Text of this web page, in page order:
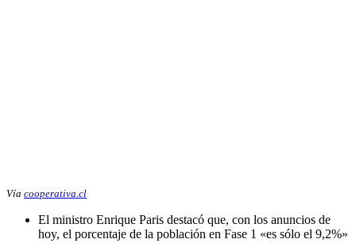
Vía cooperativa.cl
El ministro Enrique Paris destacó que, con los anuncios de
hoy, el porcentaje de la población en Fase 1 «es sólo el 9,2%»